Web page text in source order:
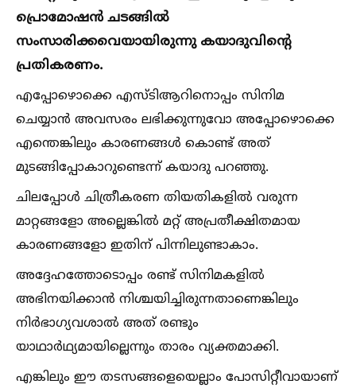
പ്രൊമോഷൻ ചടങ്ങില്‍
സംസാരിക്കവെയായിരുന്നു കയാദുവിന്‍റെ
പ്രതികരണം.
എപ്പോഴൊക്കെ എസ്ടിആറിനൊപ്പം സിനിമ
ചെയ്യാൻ അവസരം ലഭിക്കുന്നുവോ അപ്പോഴൊക്കെ
എന്തെങ്കിലും കാരണങ്ങള്‍ കൊണ്ട് അത്
മുടങ്ങിപ്പോകാറുണ്ടെന്ന് കയാദു പറഞ്ഞു.
ചിലപ്പോള്‍ ചിത്രീകരണ തിയതികളില്‍ വരുന്ന
മാറ്റങ്ങളോ അല്ലെങ്കില്‍ മറ്റ് അപ്രതീക്ഷിതമായ
കാരണങ്ങളോ ഇതിന് പിന്നിലുണ്ടാകാം.
അദ്ദേഹത്തോടൊപ്പം രണ്ട് സിനിമകളില്‍
അഭിനയിക്കാൻ നിശ്ചയിച്ചിരുന്നതാണെങ്കിലും
നിർഭാഗ്യവശാല്‍ അത് രണ്ടും
യാഥാർഥ്യമായില്ലെന്നും താരം വ്യക്തമാക്കി.
എങ്കിലും ഈ തടസങ്ങളെയെല്ലാം പോസിറ്റീവായാണ്